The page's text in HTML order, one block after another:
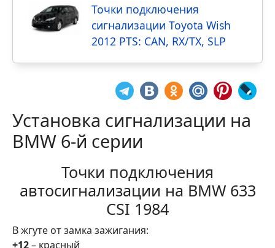
Точки подключения
сигнализации Toyota Wish
2012 PTS: CAN, RX/TX, SLP
Установка сигнализации на
BMW 6-й серии
Точки подключения
автосигнализации на BMW 633
CSI 1984
В жгуте от замка зажигания:
+12– красный